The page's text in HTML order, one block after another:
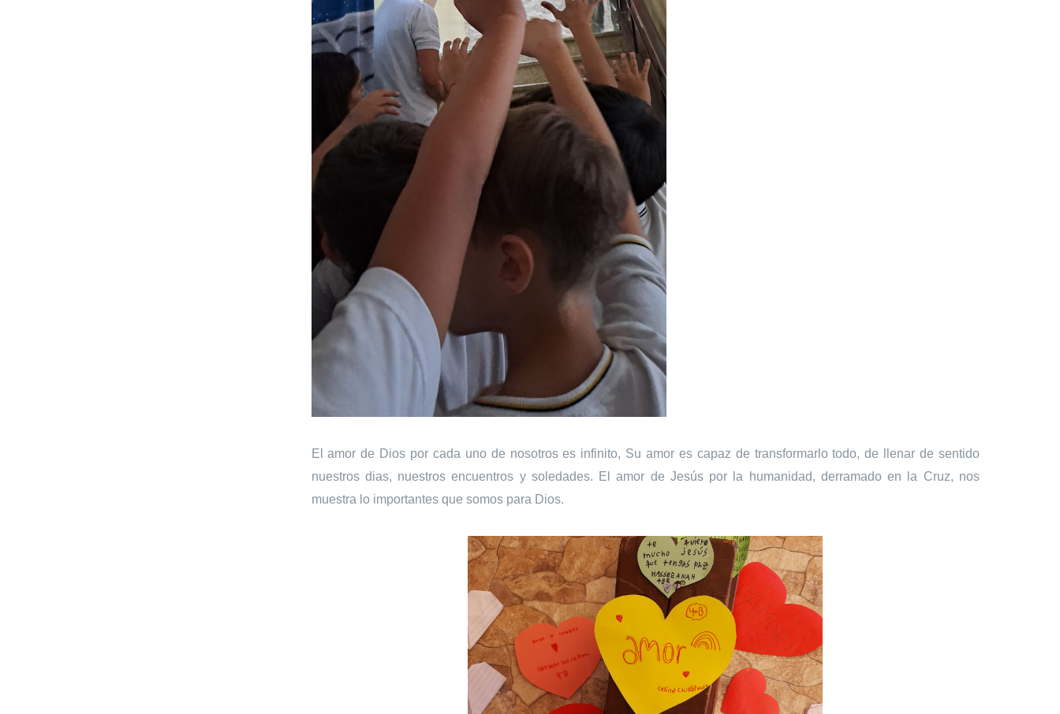
El amor de Dios por cada uno de nosotros es infinito, Su amor es capaz de transformarlo todo, de llenar de sentido
nuestros dias, nuestros encuentros y soledades. El amor de Jesús por la humanidad, derramado en la Cruz, nos
muestra lo importantes que somos para Dios.